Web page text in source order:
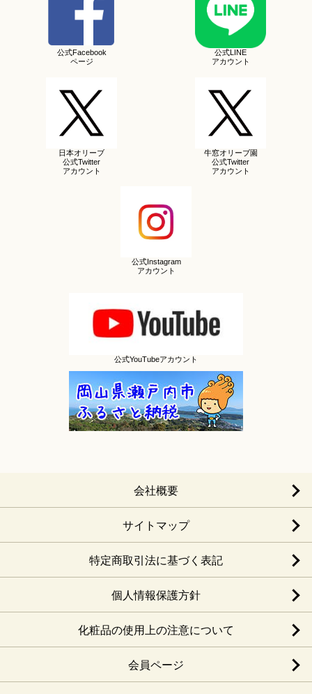
公式Facebook
ページ
公式LINE
アカウント
日本オリーブ
公式Twitter
アカウント
牛窓オリーブ園
公式Twitter
アカウント
公式Instagram
アカウント
公式YouTubeアカウント
会社概要
サイトマップ
特定商取引法に基づく表記
個人情報保護方針
化粧品の使用上の注意について
会員ページ